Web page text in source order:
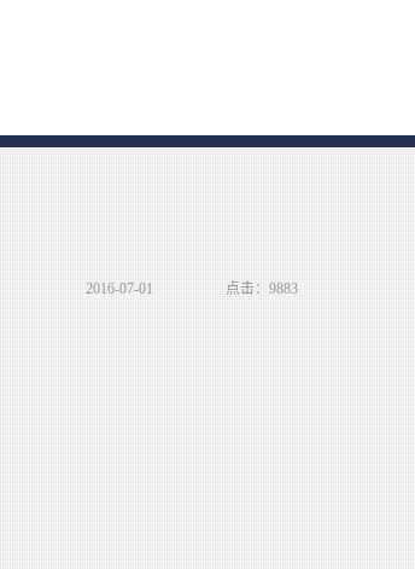
2016-07-01 点击：9883